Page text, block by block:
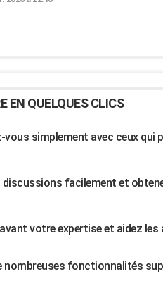
EN QUELQUES CLICS
vous simplement avec ceux qui
discussions facilement et
votre expertise et aidez les
nombreuses fonctionnalités